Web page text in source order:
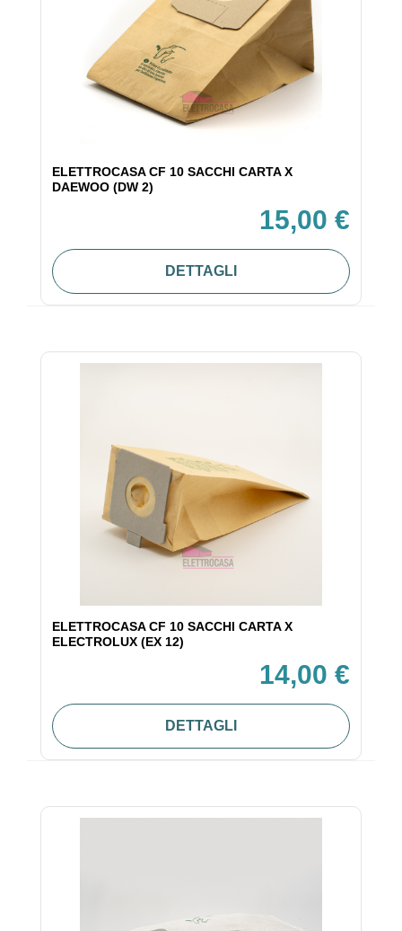
ELETTROCASA CF 10 SACCHI CARTA X
DAEWOO (DW 2)
15,00 €
DETTAGLI
ELETTROCASA CF 10 SACCHI CARTA X
ELECTROLUX (EX 12)
14,00 €
DETTAGLI